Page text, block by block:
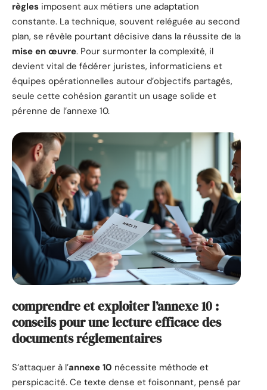
règles imposent aux métiers une adaptation
constante. La technique, souvent reléguée au second
plan, se révèle pourtant décisive dans la réussite de la
mise en œuvre. Pour surmonter la complexité, il
devient vital de fédérer juristes, informaticiens et
équipes opérationnelles autour d’objectifs partagés,
seule cette cohésion garantit un usage solide et
pérenne de l’annexe 10.
comprendre et exploiter l’annexe 10 :
conseils pour une lecture efficace des
documents réglementaires
S’attaquer à l’annexe 10 nécessite méthode et
perspicacité. Ce texte dense et foisonnant, pensé par